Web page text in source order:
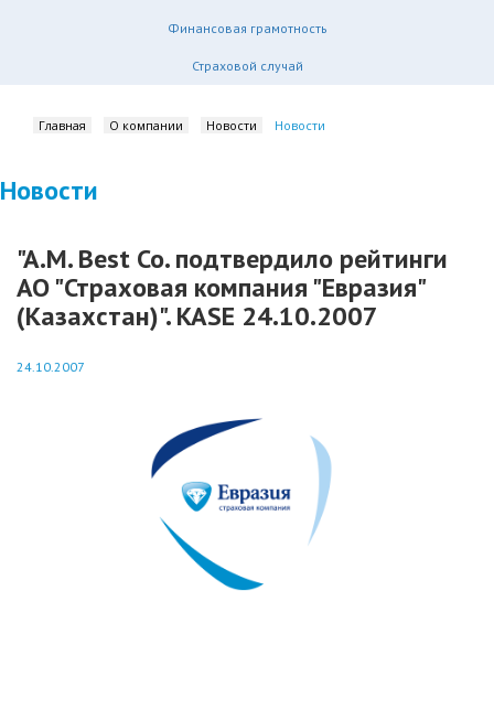
Финансовая грамотность
Страховой случай
Главная О компании Новости Новости
Новости
"A.M. Best Co. подтвердило рейтинги
АО "Страховая компания "Евразия"
(Казахстан)". KASE 24.10.2007
24.10.2007